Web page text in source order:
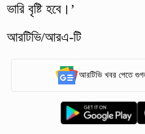
ভারি বৃষ্টি হবে।’
আরটিভি/আরএ-টি
আরটিভি খবর পেতে